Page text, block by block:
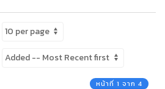
หน้าที่ 1 จาก 4